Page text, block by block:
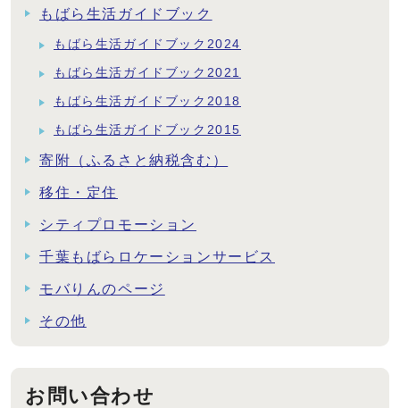
もばら生活ガイドブック
もばら生活ガイドブック2024
もばら生活ガイドブック2021
もばら生活ガイドブック2018
もばら生活ガイドブック2015
寄附（ふるさと納税含む）
移住・定住
シティプロモーション
千葉もばらロケーションサービス
モバりんのページ
その他
お問い合わせ